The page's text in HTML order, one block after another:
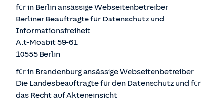
für in Berlin ansässige Webseitenbetreiber
Berliner Beauftragte für Datenschutz und
Informationsfreiheit
Alt-Moabit 59-61
10555 Berlin
für in Brandenburg ansässige Webseitenbetreiber
Die Landesbeauftragte für den Datenschutz und für
das Recht auf Akteneinsicht